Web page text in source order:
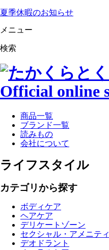
夏季休暇のお知らせ
メニュー
検索
商品一覧
ブランド一覧
読みもの
会社について
ライフスタイル
カテゴリから探す
ボディケア
ヘアケア
デリケートゾーン
セクシャル・アメニティ
デオドラント